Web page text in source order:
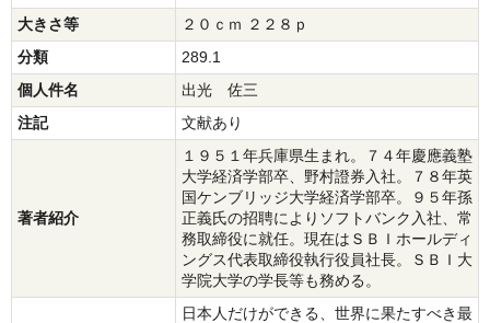
大きさ等
２０ｃｍ ２２８ｐ
分類
289.1
個人件名
出光 佐三
注記
文献あり
著者紹介
１９５１年兵庫県生まれ。７４年慶應義塾
大学経済学部卒、野村證券入社。７８年英
国ケンブリッジ大学経済学部卒。９５年孫
正義氏の招聘によりソフトバンク入社、常
務取締役に就任。現在はＳＢＩホールディ
ングス代表取締役執行役員社長。ＳＢＩ大
学院大学の学長等も務める。
日本人だけができる、世界に果たすべき最